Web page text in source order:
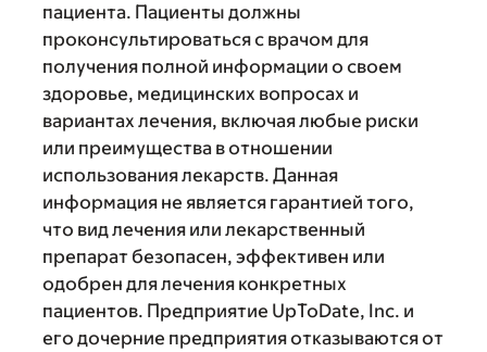
пациента. Пациенты должны
проконсультироваться с врачом для
получения полной информации о своем
здоровье, медицинских вопросах и
вариантах лечения, включая любые риски
или преимущества в отношении
использования лекарств. Данная
информация не является гарантией того,
что вид лечения или лекарственный
препарат безопасен, эффективен или
одобрен для лечения конкретных
пациентов. Предприятие UpToDate, Inc. и
его дочерние предприятия отказываются от